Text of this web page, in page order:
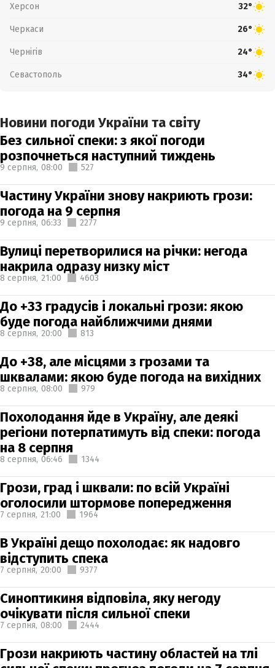
Херсон 32°
Черкаси 26°
Чернігів 24°
Севастополь 34°
Новини погоди України та світу
Без сильної спеки: з якої погоди
розпочнеться наступний тиждень
9 серпня, 08:00 527
Частину України знову накриють грози:
погода на 9 серпня
9 серпня, 06:33 2277
Вулиці перетворилися на річки: негода
накрила одразу низку міст
8 серпня, 21:00 4603
До +33 градусів і локальні грози: якою
буде погода найближчими днями
8 серпня, 20:00 813
До +38, але місцями з грозами та
шквалами: якою буде погода на вихідних
8 серпня, 08:00 979
Похолодання йде в Україну, але деякі
регіони потерпатимуть від спеки: погода
на 8 серпня
8 серпня, 06:46 1344
Грози, град і шквали: по всій Україні
оголосили штормове попередження
7 серпня, 21:00 1964
В Україні дещо похолодає: як надовго
відступить спека
7 серпня, 20:00 9377
Синоптикиня відповіла, яку негоду
очікувати після сильної спеки
7 серпня, 08:00 2444
Грози накриють частину областей на тлі